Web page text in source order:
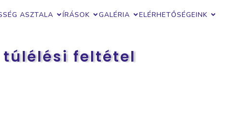
ASZTALA ÍRÁSOK GALÉRIA ELÉRHETŐSÉGEINK
túlélési feltétel